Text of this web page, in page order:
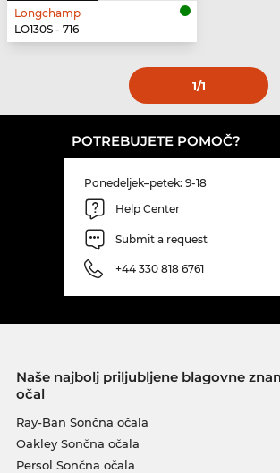
Longchamp
LO130S - 716
1/1
POTREBUJETE POMOČ?
Ponedeljek–petek: 9-18
Help Center
Submit a request
+44 330 818 6761
Naše najbolj priljubljene blagovne
očal
Ray-Ban Sončna očala
Oakley Sončna očala
Persol Sončna očala